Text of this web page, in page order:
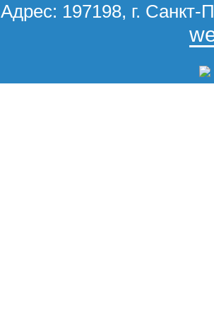
Адрес: 197198, г. Санкт-